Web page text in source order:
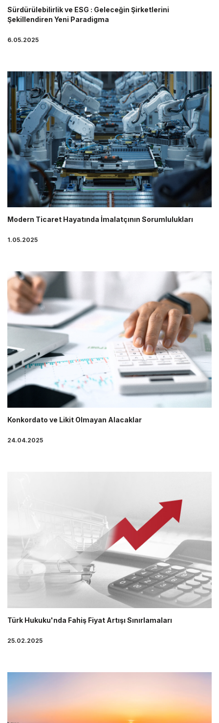
Sürdürülebilirlik ve ESG : Geleceğin Şirketlerini
Şekillendiren Yeni Paradigma
6.05.2025
Modern Ticaret Hayatında İmalatçının Sorumlulukları
1.05.2025
Konkordato ve Likit Olmayan Alacaklar
24.04.2025
Türk Hukuku'nda Fahiş Fiyat Artışı Sınırlamaları
25.02.2025